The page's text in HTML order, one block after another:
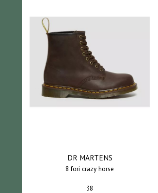
DR MARTENS
8 fori crazy horse
38